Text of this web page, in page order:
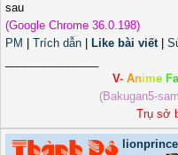
sau
(Google Chrome 36.0.198)
PM
Trích dẫn Like bài viết|
V- Anime Fa
(Bakugan5-
Trụ sở